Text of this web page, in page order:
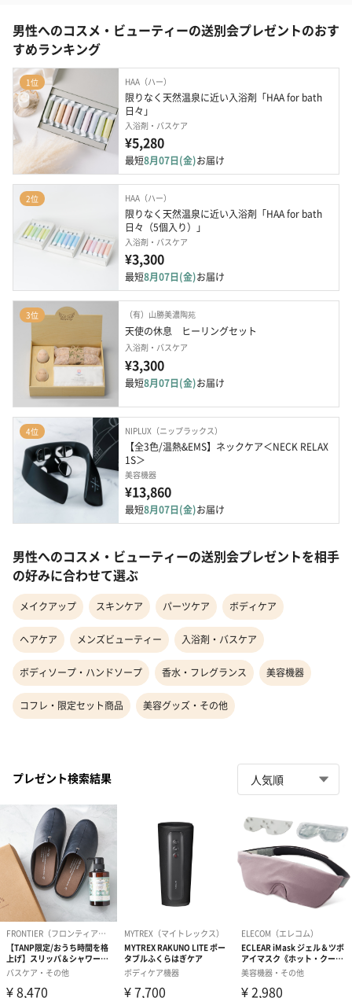
男性へのコスメ・ビューティーの送別会プレゼントのおす
すめランキング
1位 HAA（ハー）
限りなく天然温泉に近い入浴剤「HAA for bath
日々」
入浴剤・バスケア
¥5,280
最短8月07日(金)お届け
2位 HAA（ハー）
限りなく天然温泉に近い入浴剤「HAA for bath
日々（5個入り）」
入浴剤・バスケア
¥3,300
最短8月07日(金)お届け
3位 （有）山勝美濃陶苑
天使の休息　ヒーリングセット
入浴剤・バスケア
¥3,300
最短8月07日(金)お届け
4位 NIPLUX（ニップラックス）
【全3色/温熱&EMS】ネックケア＜NECK RELAX
1S＞
美容機器
¥13,860
最短8月07日(金)お届け
男性へのコスメ・ビューティーの送別会プレゼントを相手
の好みに合わせて選ぶ
メイクアップ スキンケア パーツケア ボディケア
ヘアケア メンズビューティー 入浴剤・バスケア
ボディソープ・ハンドソープ 香水・フレグランス 美容機器
コフレ・限定セット商品 美容グッズ・その他
プレゼント検索結果